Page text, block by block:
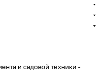
и садовой техники -